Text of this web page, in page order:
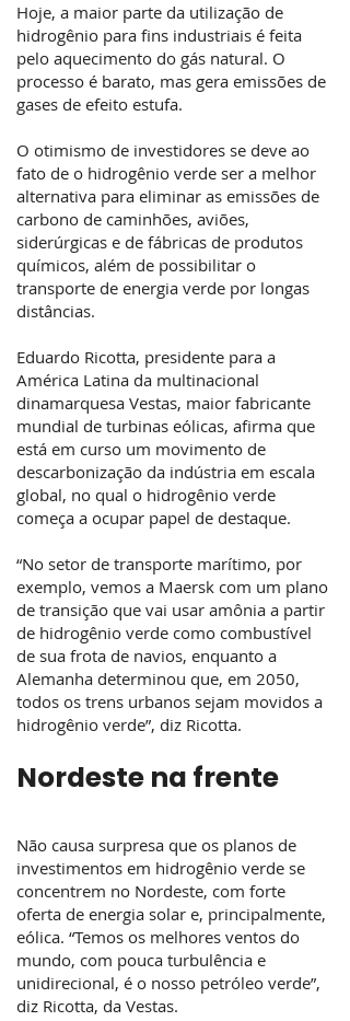
Hoje, a maior parte da utilização de
hidrogênio para fins industriais é feita
pelo aquecimento do gás natural. O
processo é barato, mas gera emissões de
gases de efeito estufa.
O otimismo de investidores se deve ao
fato de o hidrogênio verde ser a melhor
alternativa para eliminar as emissões de
carbono de caminhões, aviões,
siderúrgicas e de fábricas de produtos
químicos, além de possibilitar o
transporte de energia verde por longas
distâncias.
Eduardo Ricotta, presidente para a
América Latina da multinacional
dinamarquesa Vestas, maior fabricante
mundial de turbinas eólicas, afirma que
está em curso um movimento de
descarbonização da indústria em escala
global, no qual o hidrogênio verde
começa a ocupar papel de destaque.
“No setor de transporte marítimo, por
exemplo, vemos a Maersk com um plano
de transição que vai usar amônia a partir
de hidrogênio verde como combustível
de sua frota de navios, enquanto a
Alemanha determinou que, em 2050,
todos os trens urbanos sejam movidos a
hidrogênio verde”, diz Ricotta.
Nordeste na frente
Não causa surpresa que os planos de
investimentos em hidrogênio verde se
concentrem no Nordeste, com forte
oferta de energia solar e, principalmente,
eólica. “Temos os melhores ventos do
mundo, com pouca turbulência e
unidirecional, é o nosso petróleo verde”,
diz Ricotta, da Vestas.